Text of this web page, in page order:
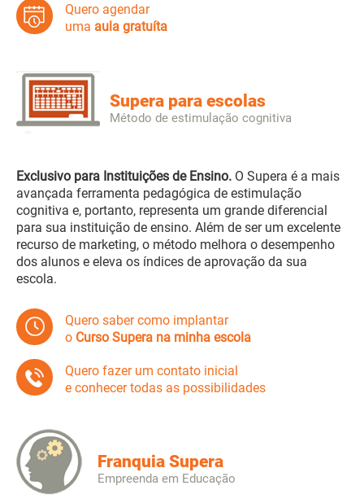
Quero agendar
uma aula gratuíta
Supera para escolas
Método de estimulação cognitiva
Exclusivo para Instituições de Ensino. O Supera é a mais
avançada ferramenta pedagógica de estimulação
cognitiva e, portanto, representa um grande diferencial
para sua instituição de ensino. Além de ser um excelente
recurso de marketing, o método melhora o desempenho
dos alunos e eleva os índices de aprovação da sua
escola.
Quero saber como implantar
o Curso Supera na minha escola
Quero fazer um contato inicial
e conhecer todas as possibilidades
Franquia Supera
Empreenda em Educação